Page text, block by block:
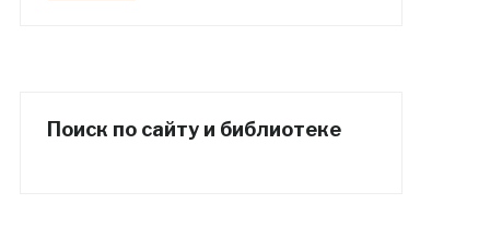
Поиск по сайту и библиотеке